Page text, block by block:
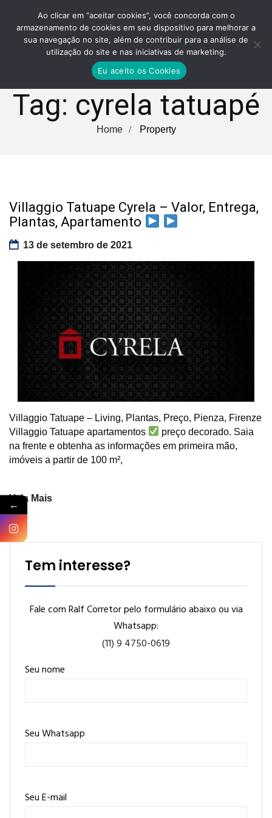
Tag: cyrela tatuapé
Home Property
Villaggio Tatuape Cyrela – Valor, Entrega,
Plantas, Apartamento
13 de setembro de 2021
Villaggio Tatuape – Living, Plantas, Preço, Pienza, Firenze
Villaggio Tatuape apartamentos
preço decorado. Saia
na frente e obtenha as informações em primeira mão,
imóveis a partir de 100 m²,
Veja Mais
Tem interesse?
Fale com Ralf Corretor pelo formulário abaixo ou via
Whatsapp:
(11) 9 4750-0619
Seu nome
Seu Whatsapp
Seu E-mail
←
Ao clicar em “aceitar cookies”, você concorda com o
armazenamento de cookies em seu dispositivo para melhorar a
sua navegação no site, além de contribuir para a análise de
utilização do site e nas iniciativas de marketing.
Eu aceito os Cookies